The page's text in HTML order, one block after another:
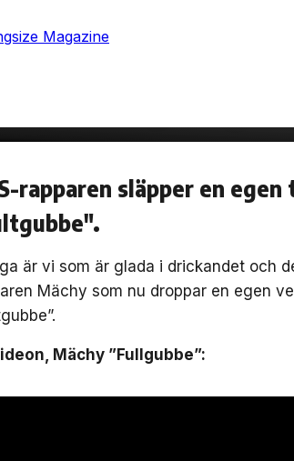
rapparen släpper en
är vi som är glada i drickandet och
Mächy som nu droppar en egen
Mächy ”Fullgubbe”: